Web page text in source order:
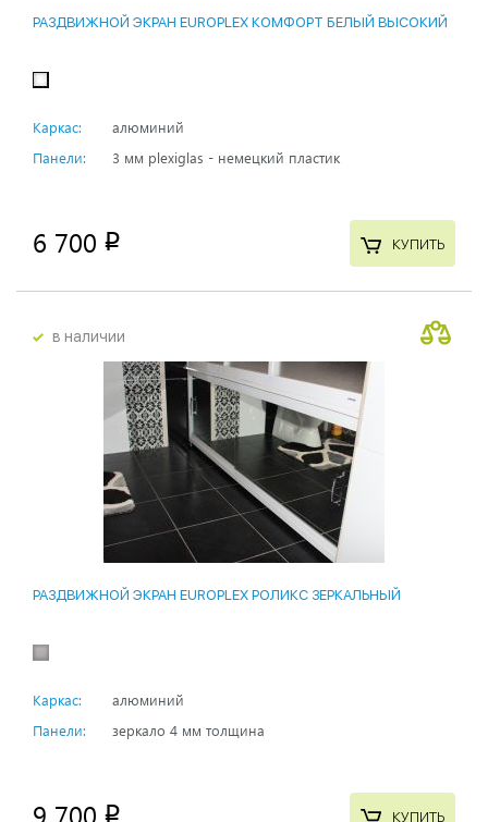
РАЗДВИЖНОЙ ЭКРАН EUROPLEX КОМФОРТ БЕЛЫЙ ВЫСОКИЙ
Каркас:
алюминий
Панели:
3 мм plexiglas - немецкий пластик
6 700 p КУПИТЬ
в наличии
РАЗДВИЖНОЙ ЭКРАН EUROPLEX РОЛИКС ЗЕРКАЛЬНЫЙ
Каркас:
алюминий
Панели:
зеркало 4 мм толщина
9 700 p КУПИТЬ